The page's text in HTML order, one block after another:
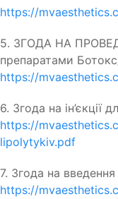
https://
5. ЗГОДА НА
препаратами
https://
6. Згода на ін’єкції
https://
lipolytykiv.pdf
7. Згода на
https://